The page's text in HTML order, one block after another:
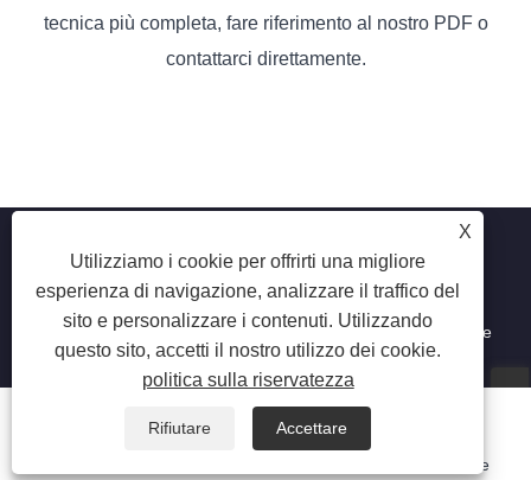
tecnica più completa, fare riferimento al nostro PDF o
contattarci direttamente.
X
Utilizziamo i cookie per offrirti una migliore
esperienza di navigazione, analizzare il traffico del
sito e personalizzare i contenuti. Utilizzando
questo sito, accetti il ​​nostro utilizzo dei cookie.
politica sulla riservatezza
Rifiutare Accettare
Copyright © 2025 Shenzhen Ruina Optoelectronic Co., Ltd -
Lampada per unghie, trapano per unghie, collettore di polvere
per unghie - Tutti i diritti riservati.
Phone